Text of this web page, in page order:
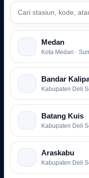
Medan
Kota Medan ·
Bandar
Kabupaten Deli
Batang Kuis
Kabupaten Deli
Araskabu
Kabupaten Deli